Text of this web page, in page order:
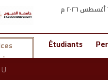
Étudiants